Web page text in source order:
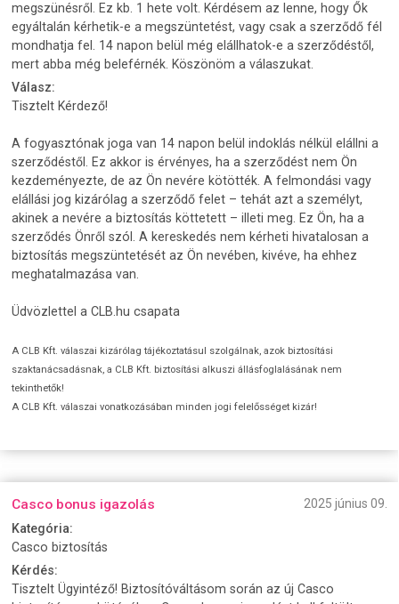
megszünésről. Ez kb. 1 hete volt. Kérdésem az lenne, hogy Ők
egyáltalán kérhetik-e a megszüntetést, vagy csak a szerződő fél
mondhatja fel. 14 napon belül még elállhatok-e a szerződéstől,
mert abba még beleférnék. Köszönöm a válaszukat.
Válasz:
Tisztelt Kérdező!
A fogyasztónak joga van 14 napon belül indoklás nélkül elállni a
szerződéstől. Ez akkor is érvényes, ha a szerződést nem Ön
kezdeményezte, de az Ön nevére kötötték. A felmondási vagy
elállási jog kizárólag a szerződő felet – tehát azt a személyt,
akinek a nevére a biztosítás köttetett – illeti meg. Ez Ön, ha a
szerződés Önről szól. A kereskedés nem kérheti hivatalosan a
biztosítás megszüntetését az Ön nevében, kivéve, ha ehhez
meghatalmazása van.
Üdvözlettel a CLB.hu csapata
A CLB Kft. válaszai kizárólag tájékoztatásul szolgálnak, azok biztosítási
szaktanácsadásnak, a CLB Kft. biztosítási alkuszi állásfoglalásának nem
tekinthetők!
A CLB Kft. válaszai vonatkozásában minden jogi felelősséget kizár!
Casco bonus igazolás
2025 június 09.
Kategória:
Casco biztosítás
Kérdés:
Tisztelt Ügyintéző! Biztosítóváltásom során az új Casco